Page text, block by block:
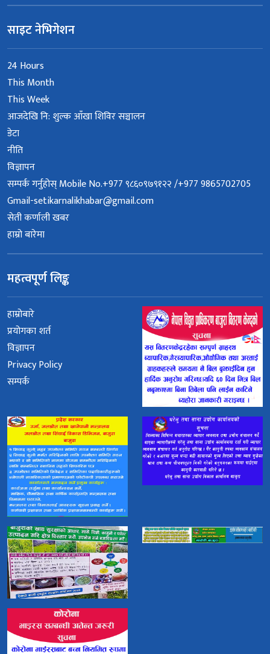
साइट नेभिगेशन
24 Hours
This Month
This Week
आजदेखि नि: शुल्क आँखा शिविर सञ्चालन
डेटा
नीति
विज्ञापन
सम्पर्क गर्नुहोस् Mobile No.+977 ९८६०९७९१२२ /+977 9865702705
Gmail-setikarnalikhabar@gmail.com
सेती कर्णाली खबर
हाम्रो बारेमा
महत्वपूर्ण लिङ्क
हाम्रोबारे
प्रयोगका शर्त
विज्ञापन
Privacy Policy
सम्पर्क